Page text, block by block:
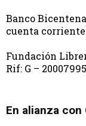
Banco
cuenta corriente
Fundación
Rif: G –
En alianza